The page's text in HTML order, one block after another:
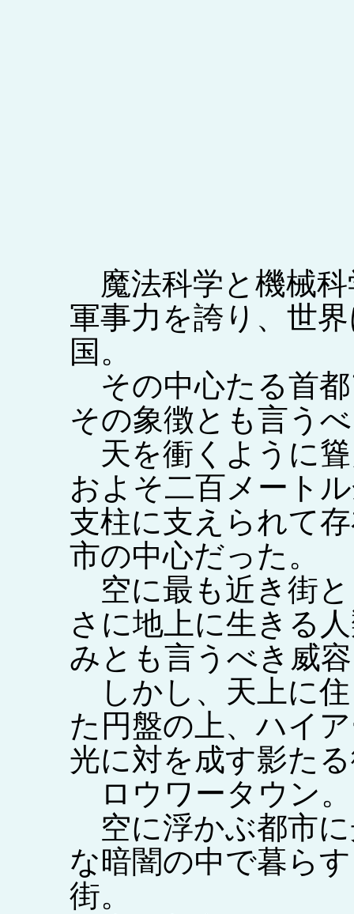
魔法科学と機械科
軍事力を誇り、世
国。
その中心たる首
その象徴とも言う
天を衝くように
およそ二百メート
支柱に支えられて
市の中心だった。
空に最も近き街
さに地上に生きる
みとも言うべき威
しかし、天上に
た円盤の上、ハイ
光に対を成す影た
ロウワータウン。
空に浮かぶ都市
な暗闇の中で暮ら
街。